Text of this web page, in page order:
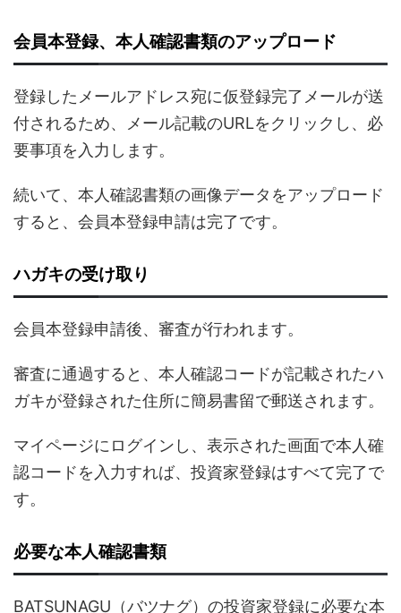
会員本登録、本人確認書類のアップロード
登録したメールアドレス宛に仮登録完了メールが送
付されるため、メール記載のURLをクリックし、必
要事項を入力します。
続いて、本人確認書類の画像データをアップロード
すると、会員本登録申請は完了です。
ハガキの受け取り
会員本登録申請後、審査が行われます。
審査に通過すると、本人確認コードが記載されたハ
ガキが登録された住所に簡易書留で郵送されます。
マイページにログインし、表示された画面で本人確
認コードを入力すれば、投資家登録はすべて完了で
す。
必要な本人確認書類
BATSUNAGU（バツナグ）の投資家登録に必要な本